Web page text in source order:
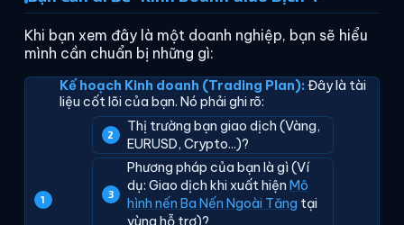
Khi bạn xem đây là một doanh nghiệp, bạn sẽ hiểu
mình cần chuẩn bị những gì:
Kế hoạch Kinh doanh (Trading Plan):Đây là tài
liệu cốt lõi của bạn. Nó phải ghi rõ:
Thị trường bạn giao dịch (Vàng,
EURUSD, Crypto...)?
Phương pháp của bạn là gì (Ví
dụ: Giao dịch khi xuất hiện Mô
hình nến Ba Nến Ngoài Tăng tại
vùng hỗ trợ)?